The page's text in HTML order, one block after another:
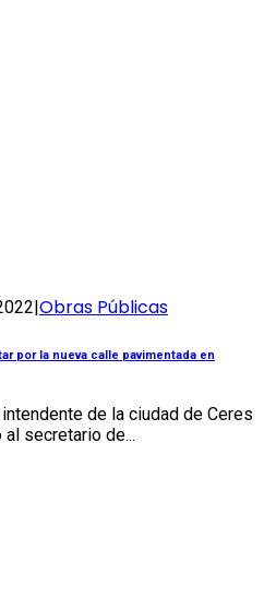
|Obras Públicas
por la nueva calle pavimentada en
intendente de la ciudad de Ceres
al secretario de...